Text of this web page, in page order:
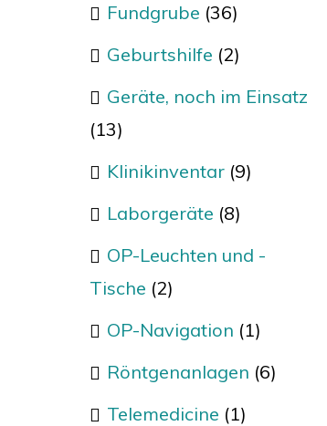
Fundgrube (36)
Geburtshilfe (2)
Geräte, noch im Einsatz
(13)
Klinikinventar (9)
Laborgeräte (8)
OP-Leuchten und -
Tische (2)
OP-Navigation (1)
Röntgenanlagen (6)
Telemedicine (1)